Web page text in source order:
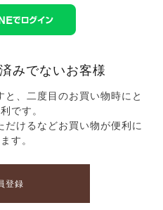
みでないお客様
、二度目のお買い物時にと
です。
けるなどお買い物が便利に
す。
登録